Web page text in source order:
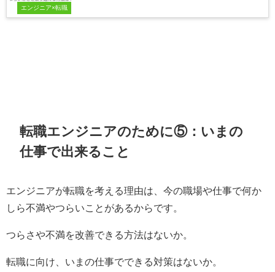
エンジニア×転職
転職エンジニアのために⑤：いまの
仕事で出来ること
エンジニアが転職を考える理由は、今の職場や仕事で何か
しら不満やつらいことがあるからです。
つらさや不満を改善できる方法はないか。
転職に向け、いまの仕事でできる対策はないか。